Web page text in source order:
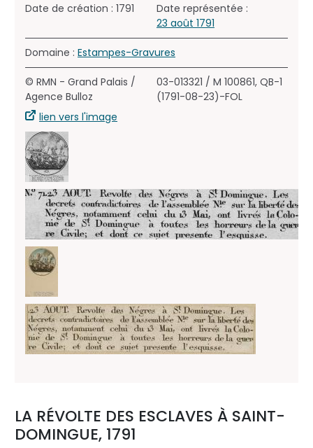
Date de création : 1791
Date représentée :
23 août 1791
Domaine : Estampes-Gravures
© RMN - Grand Palais /
Agence Bulloz
lien vers l'image
03-013321 / M 100861, QB-1
(1791-08-23)-FOL
LA RÉVOLTE DES ESCLAVES À SAINT-
DOMINGUE, 1791